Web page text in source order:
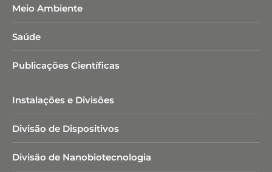
Meio Ambiente
Saúde
Publicações Científicas
Instalações e Divisões
Divisão de Dispositivos
Divisão de Nanobiotecnologia​